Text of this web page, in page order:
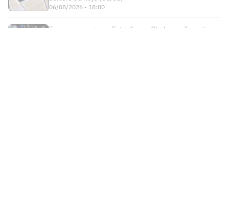
Cruzeiro anuncia contratação do
atacante Lucho Rodríguez